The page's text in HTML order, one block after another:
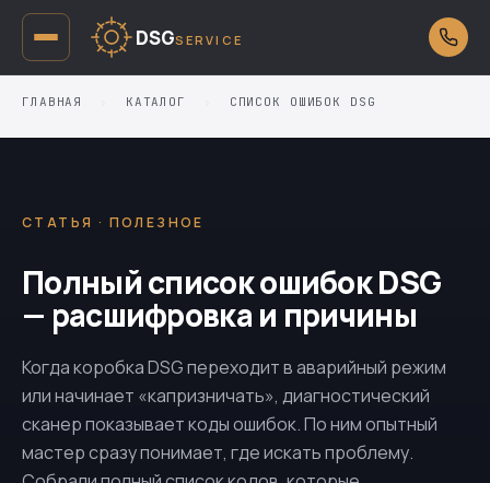
DSGSERVICE
ГЛАВНАЯ КАТАЛОГ СПИСОК ОШИБОК DSG
СТАТЬЯ · ПОЛЕЗНОЕ
Полный список ошибок DSG
— расшифровка и причины
Когда коробка DSG переходит в аварийный режим
или начинает «капризничать», диагностический
сканер показывает коды ошибок. По ним опытный
мастер сразу понимает, где искать проблему.